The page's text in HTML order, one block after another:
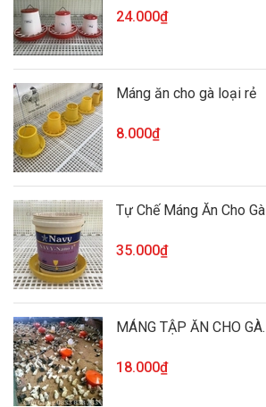
24.000₫
Máng ăn cho gà loại rẻ
8.000₫
Tự Chế Máng Ăn Cho Gà
35.000₫
MÁNG TẬP ĂN CHO GÀ.
18.000₫